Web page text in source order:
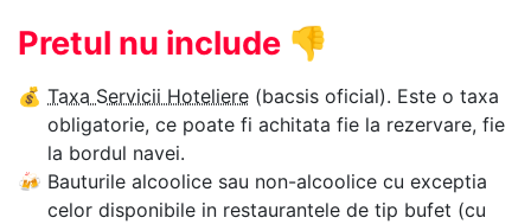
Pretul nu include 👎
💰 Taxa Servicii Hoteliere (bacsis oficial). Este o taxa
obligatorie, ce poate fi achitata fie la rezervare, fie
la bordul navei.
🍻 Bauturile alcoolice sau non-alcoolice cu exceptia
celor disponibile in restaurantele de tip bufet (cu